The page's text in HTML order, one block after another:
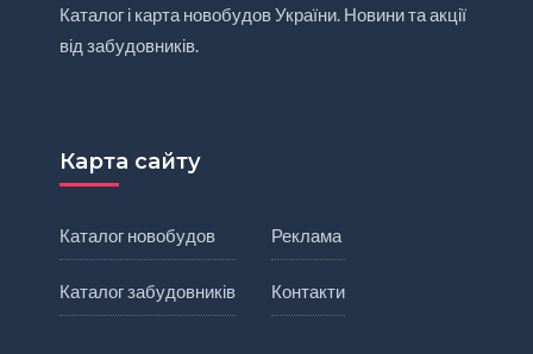
Каталог і карта новобудов України. Новини та акції
від забудовників.
Карта сайту
Каталог новобудов
Каталог забудовників
Реклама
Контакти